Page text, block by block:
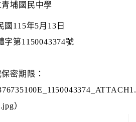
埔國民中學
國115年5月13日
字第1150043374號
密期限：
）